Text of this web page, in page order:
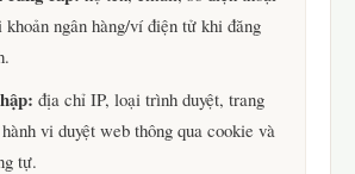
ngân hàng/ví điện tử khi đăng
địa chỉ IP, loại trình duyệt, trang
vi duyệt web thông qua cookie và
tự.